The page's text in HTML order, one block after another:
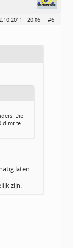
- 20:06 · #6
Die
dimt te
laten
zijn.